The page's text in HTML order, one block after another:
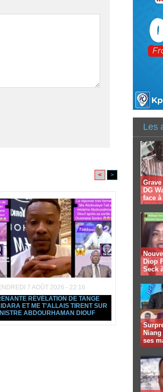
< >
7 AOÛT 2026 - 22:16
RÉVÉLATION DE TANGE
ET ME T'ALLAIS TIRENT SUR
ABDOURHAMAN DIOUF
Les
DG
face
Diop
Seck
ses